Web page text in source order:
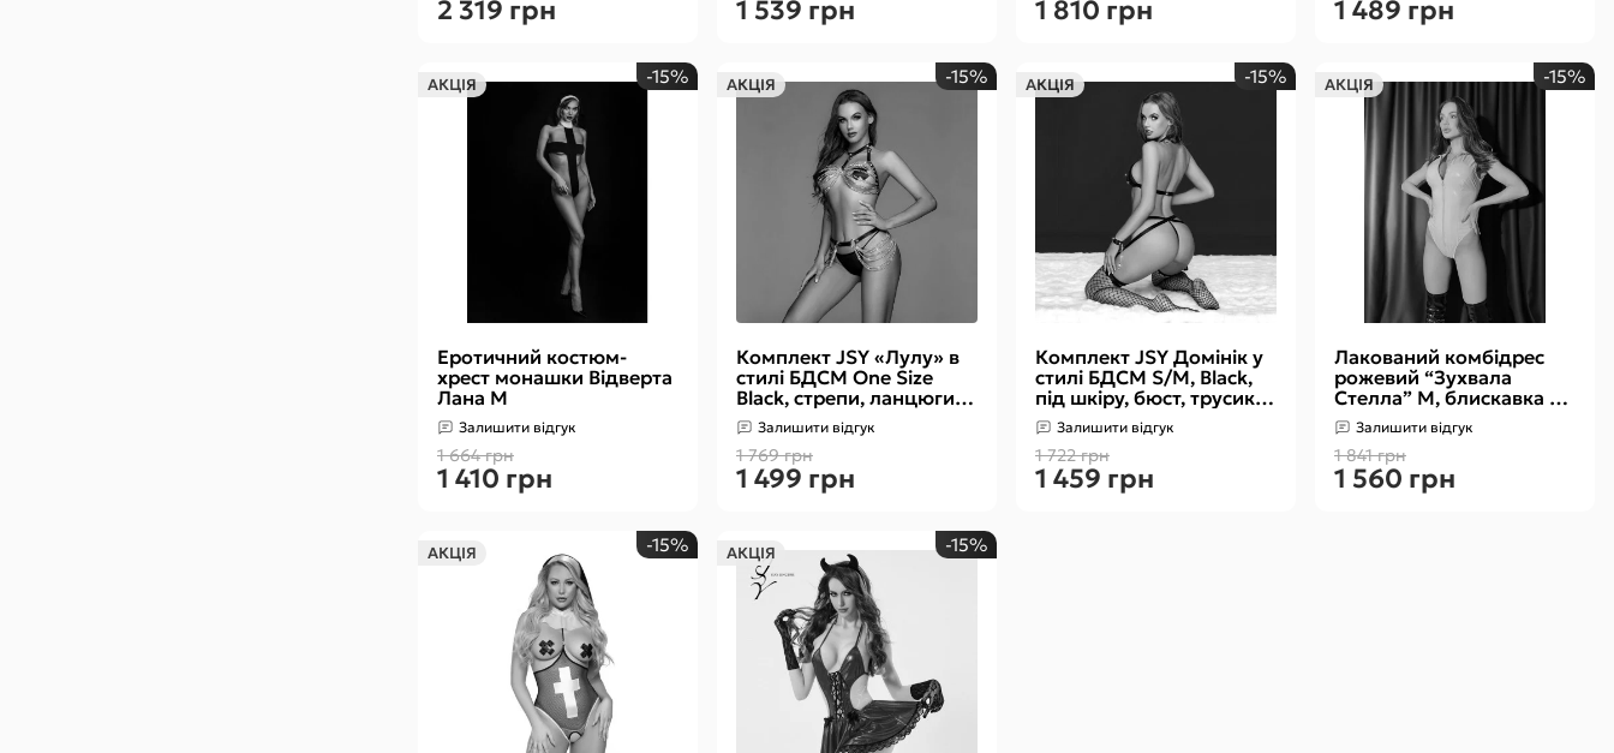
2 319 грн 1 539 грн 1 810 грн 1 489 грн
АКЦІЯ
Еротичний костюм-
хрест монашки Відверта
Лана М
Залишити відгук
1 664 грн
-15%
1 410 грн
АКЦІЯ
Комплект JSY «Лулу» в
стилі БДСМ One Size
Black, стрепи, ланцюги,
стрінги, топ, пояс, стікіні
Залишити відгук
1 769 грн
-15%
1 499 грн
АКЦІЯ
Комплект JSY Домінік у
стилі БДСМ S/M, Black,
під шкіру, бюст, трусики,
стрепи, наручники,
панчохи
Залишити відгук
1 722 грн
-15%
1 459 грн
АКЦІЯ
Лакований комбідрес
рожевий “Зухвала
Стелла” М, блискавка на
все тіло
Залишити відгук
1 841 грн
-15%
1 560 грн
АКЦІЯ -15% АКЦІЯ -15%